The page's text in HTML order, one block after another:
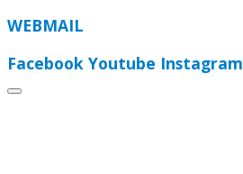
WEBMAIL
Facebook Youtube Instagram